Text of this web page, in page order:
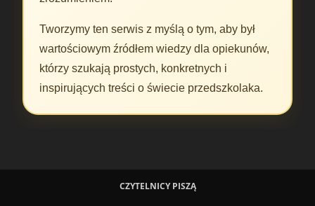
Tworzymy ten serwis z myślą o tym, aby był
wartościowym źródłem wiedzy dla opiekunów,
którzy szukają prostych, konkretnych i
inspirujących treści o świecie przedszkolaka.
CZYTELNICY PISZĄ